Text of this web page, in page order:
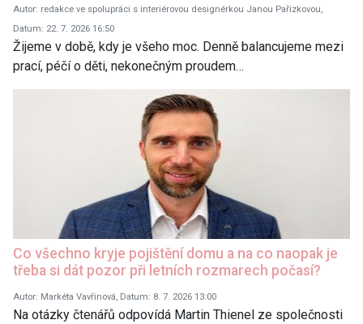
Autor: redakce ve spolupráci s interiérovou designérkou Janou Pařízkovou,
Datum: 22. 7. 2026 16:50
Žijeme v době, kdy je všeho moc. Denně balancujeme mezi
prací, péčí o děti, nekonečným proudem…
Co všechno kryje pojištění domu a na co naopak je
třeba si dát pozor při letních rozmarech počasí?
Autor: Markéta Vavřinová, Datum: 8. 7. 2026 13:00
Na otázky čtenářů odpovídá Martin Thienel ze společnosti